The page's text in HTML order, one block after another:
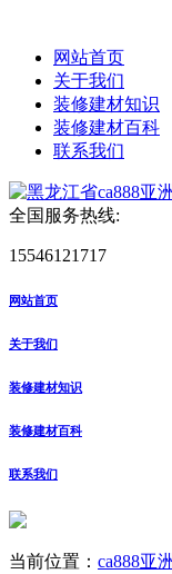
网站首页
关于我们
装修建材知识
装修建材百科
联系我们
全国服务热线:
15546121717
网站首页
关于我们
装修建材知识
装修建材百科
联系我们
当前位置： ca888亚